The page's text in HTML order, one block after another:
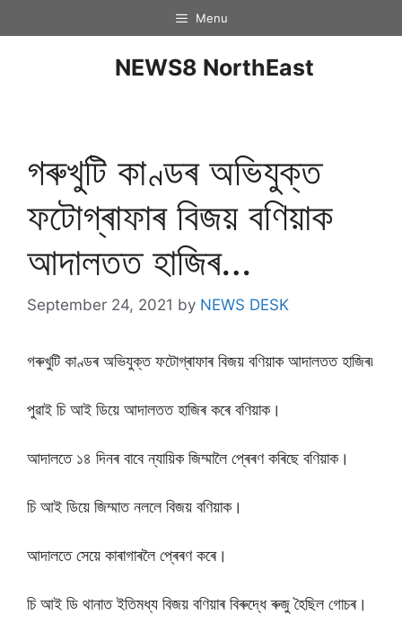
Menu
NEWS8 NorthEast
গৰুখুটি কাণ্ডৰ অভিযুক্ত
ফটোগ্ৰাফাৰ বিজয় বণিয়াক
আদালতত হাজিৰ…
September 24, 2021 by NEWS DESK
গৰুখুটি কাণ্ডৰ অভিযুক্ত ফটোগ্ৰাফাৰ বিজয় বণিয়াক আদালতত হাজিৰ৷
পুৱাই চি আই ডিয়ে আদালতত হাজিৰ কৰে বণিয়াক।
আদালতে ১৪ দিনৰ বাবে ন্যায়িক জিম্মালৈ প্ৰেৰণ কৰিছে বণিয়াক।
চি আই ডিয়ে জিম্মাত নললে বিজয় বণিয়াক।
আদালতে সেয়ে কাৰাগাৰলৈ প্ৰেৰণ কৰে।
চি আই ডি থানাত ইতিমধ্য বিজয় বণিয়াৰ বিৰুদ্ধে ৰুজু হৈছিল গোচৰ।